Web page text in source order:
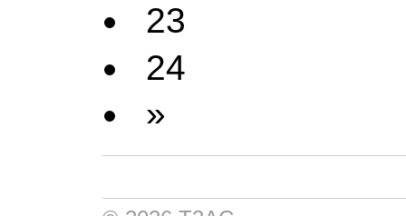
23
24
»